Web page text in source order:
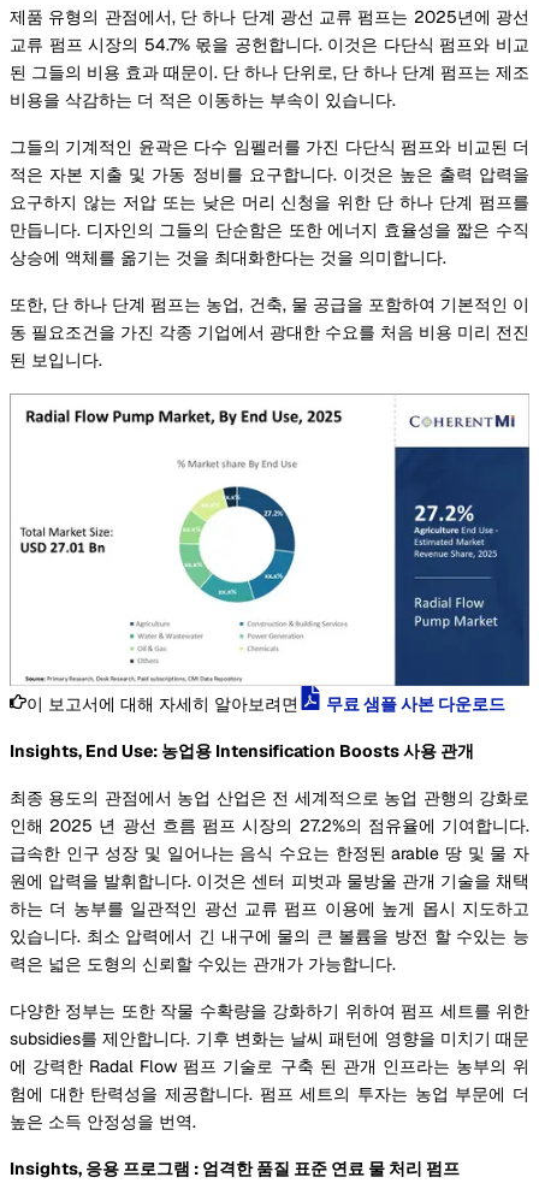
제품 유형의 관점에서, 단 하나 단계 광선 교류 펌프는 2025년에 광선
교류 펌프 시장의 54.7% 몫을 공헌합니다. 이것은 다단식 펌프와 비교
된 그들의 비용 효과 때문이. 단 하나 단위로, 단 하나 단계 펌프는 제조
비용을 삭감하는 더 적은 이동하는 부속이 있습니다.
그들의 기계적인 윤곽은 다수 임펠러를 가진 다단식 펌프와 비교된 더
적은 자본 지출 및 가동 정비를 요구합니다. 이것은 높은 출력 압력을
요구하지 않는 저압 또는 낮은 머리 신청을 위한 단 하나 단계 펌프를
만듭니다. 디자인의 그들의 단순함은 또한 에너지 효율성을 짧은 수직
상승에 액체를 옮기는 것을 최대화한다는 것을 의미합니다.
또한, 단 하나 단계 펌프는 농업, 건축, 물 공급을 포함하여 기본적인 이
동 필요조건을 가진 각종 기업에서 광대한 수요를 처음 비용 미리 전진
된 보입니다.
이 보고서에 대해 자세히 알아보려면 무료 샘플 사본 다운로드
Insights, End Use: 농업용 Intensification Boosts 사용 관개
최종 용도의 관점에서 농업 산업은 전 세계적으로 농업 관행의 강화로
인해 2025 년 광선 흐름 펌프 시장의 27.2%의 점유율에 기여합니다.
급속한 인구 성장 및 일어나는 음식 수요는 한정된 arable 땅 및 물 자
원에 압력을 발휘합니다. 이것은 센터 피벗과 물방울 관개 기술을 채택
하는 더 농부를 일관적인 광선 교류 펌프 이용에 높게 몹시 지도하고
있습니다. 최소 압력에서 긴 내구에 물의 큰 볼륨을 방전 할 수있는 능
력은 넓은 도형의 신뢰할 수있는 관개가 가능합니다.
다양한 정부는 또한 작물 수확량을 강화하기 위하여 펌프 세트를 위한
subsidies를 제안합니다. 기후 변화는 날씨 패턴에 영향을 미치기 때문
에 강력한 Radal Flow 펌프 기술로 구축 된 관개 인프라는 농부의 위
험에 대한 탄력성을 제공합니다. 펌프 세트의 투자는 농업 부문에 더
높은 소득 안정성을 번역.
Insights, 응용 프로그램 : 엄격한 품질 표준 연료 물 처리 펌프